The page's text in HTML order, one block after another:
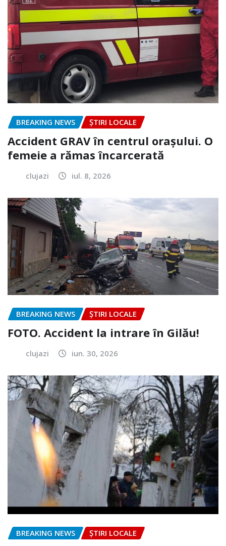
BREAKING NEWS ȘTIRI LOCALE
Accident GRAV în centrul orașului. O
femeie a rămas încarcerată
clujazi iul. 8, 2026
BREAKING NEWS ȘTIRI LOCALE
FOTO. Accident la intrare în Gilău!
clujazi iun. 30, 2026
BREAKING NEWS ȘTIRI LOCALE